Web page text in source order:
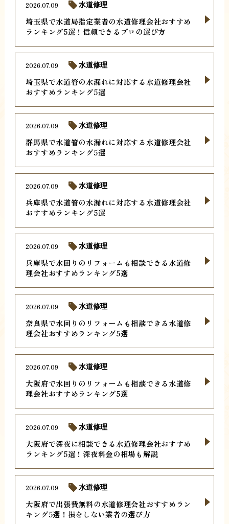
埼玉県で水道局指定業者の水道修理会社おすすめ
ランキング5選！信頼できるプロの選び方
2026.07.09 水道修理
埼玉県で水道管の水漏れに対応する水道修理会社
おすすめランキング5選
2026.07.09 水道修理
群馬県で水道管の水漏れに対応する水道修理会社
おすすめランキング5選
2026.07.09 水道修理
兵庫県で水道管の水漏れに対応する水道修理会社
おすすめランキング5選
2026.07.09 水道修理
兵庫県で水回りのリフォームも相談できる水道修
理会社おすすめランキング5選
2026.07.09 水道修理
奈良県で水回りのリフォームも相談できる水道修
理会社おすすめランキング5選
2026.07.09 水道修理
大阪府で水回りのリフォームも相談できる水道修
理会社おすすめランキング5選
2026.07.09 水道修理
大阪府で深夜に相談できる水道修理会社おすすめ
ランキング5選！深夜料金の相場も解説
2026.07.09 水道修理
大阪府で出張費無料の水道修理会社おすすめラン
キング5選！損をしない業者の選び方
2026.07.09 水道修理